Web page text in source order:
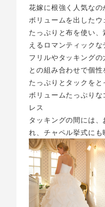
花嫁に根強く人気な
ボリュームを出したウ
たっぷりと布を使い
えるロマンティック
フリルやタッキング
との組み合わせで個
たっぷりとタックを
ボリュームたっぷり
レス
タッキングの間には
れ、チャペル挙式に